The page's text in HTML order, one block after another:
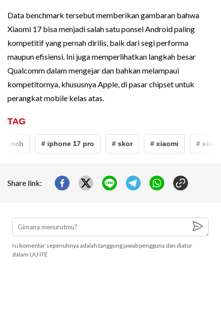
Data benchmark tersebut memberikan gambaran bahwa
Xiaomi 17 bisa menjadi salah satu ponsel Android paling
kompetitif yang pernah dirilis, baik dari segi performa
maupun efisiensi. Ini juga memperlihatkan langkah besar
Qualcomm dalam mengejar dan bahkan melampaui
kompetitornya, khususnya Apple, di pasar chipset untuk
perangkat mobile kelas atas.
TAG
# iphone 17 pro # skor # xiaomi #
Share link:
Isi komentar sepenuhnya adalah tanggung jawab pengguna dan diatur
dalam UU ITE